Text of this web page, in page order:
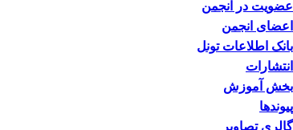
عضویت در انجمن
اعضای انجمن
بانک اطلاعات تونل
انتشارات
بخش آموزش
پیوندها
گالری تصاویر